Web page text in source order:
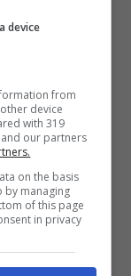
device
from
device
with 319
our partners
on the basis
by managing
of this page
in privacy